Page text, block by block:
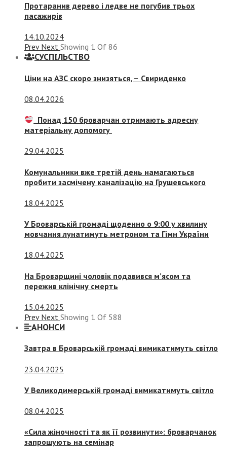
Протаранив дерево і ледве не погубив трьох
пасажирів
14.10.2024
Prev Next Showing 1 Of 86
СУСПIЛЬСТВО
Ціни на АЗС скоро знизяться, – Свириденко
08.04.2026
Понад 150 броварчан отримають адресну
матеріальну допомогу
29.04.2025
Комунальники вже третій день намагаються
пробити засмічену каналізацію на Грушевського
18.04.2025
У Броварській громаді щоденно о 9:00 у хвилину
мовчання лунатимуть метроном та Гімн України
18.04.2025
На Броварщині чоловік подавився м’ясом та
пережив клінічну смерть
15.04.2025
Prev Next Showing 1 Of 588
АНОНСИ
Завтра в Броварській громаді вимикатимуть світло
23.04.2025
У Великодимерській громаді вимикатимуть світло
08.04.2025
«Сила жіночності та як її розвинути»: броварчанок
запрошують на семінар